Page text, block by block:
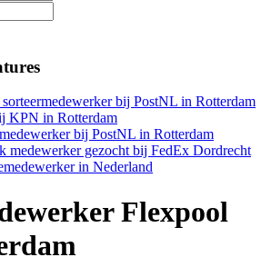
bij PostNL in Rotterdam
KPN in Rotterdam
bij PostNL in Rotterdam
medewerker gezocht bij FedEx Dordrecht
in Nederland
Flexpool